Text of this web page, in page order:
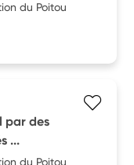
du Poitou
par des
...
du Poitou